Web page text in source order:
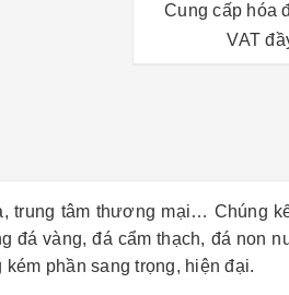
Cung cấp hóa
VAT
trung tâm thương mại… Chúng
vàng, đá cẩm thạch, đá non
phần sang trọng, hiện đại.